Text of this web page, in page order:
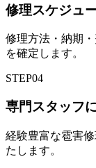
修理スケジュ
修理方法・納期
を確定します。
STEP04
専門スタッフ
経験豊富な雹害
たします。